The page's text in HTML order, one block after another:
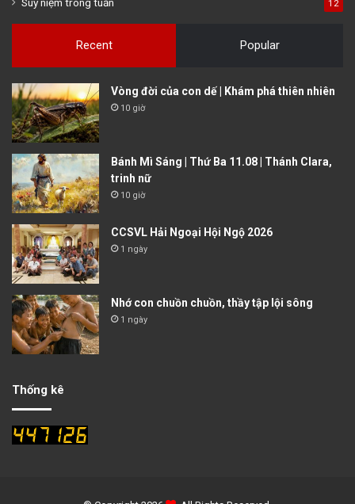
12
Recent Popular
Vòng đời của con dế | Khám phá thiên nhiên
10 giờ
Bánh Mì Sáng | Thứ Ba 11.08 | Thánh Clara,
trinh nữ
10 giờ
CCSVL Hải Ngoại Hội Ngộ 2026
1 ngày
Nhớ con chuồn chuồn, thầy tập lội sông
1 ngày
Thống kê